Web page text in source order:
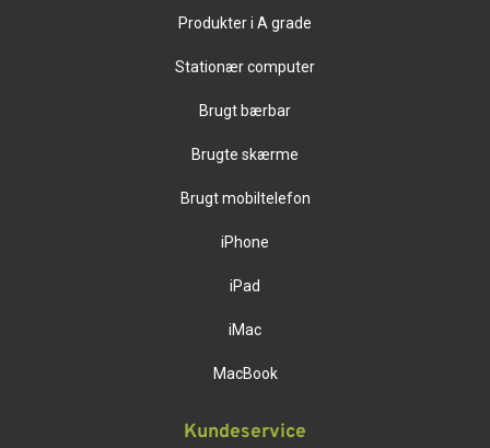
Produkter i A grade
Stationær computer
Brugt bærbar
Brugte skærme
Brugt mobiltelefon
iPhone
iPad
iMac
MacBook
Kundeservice